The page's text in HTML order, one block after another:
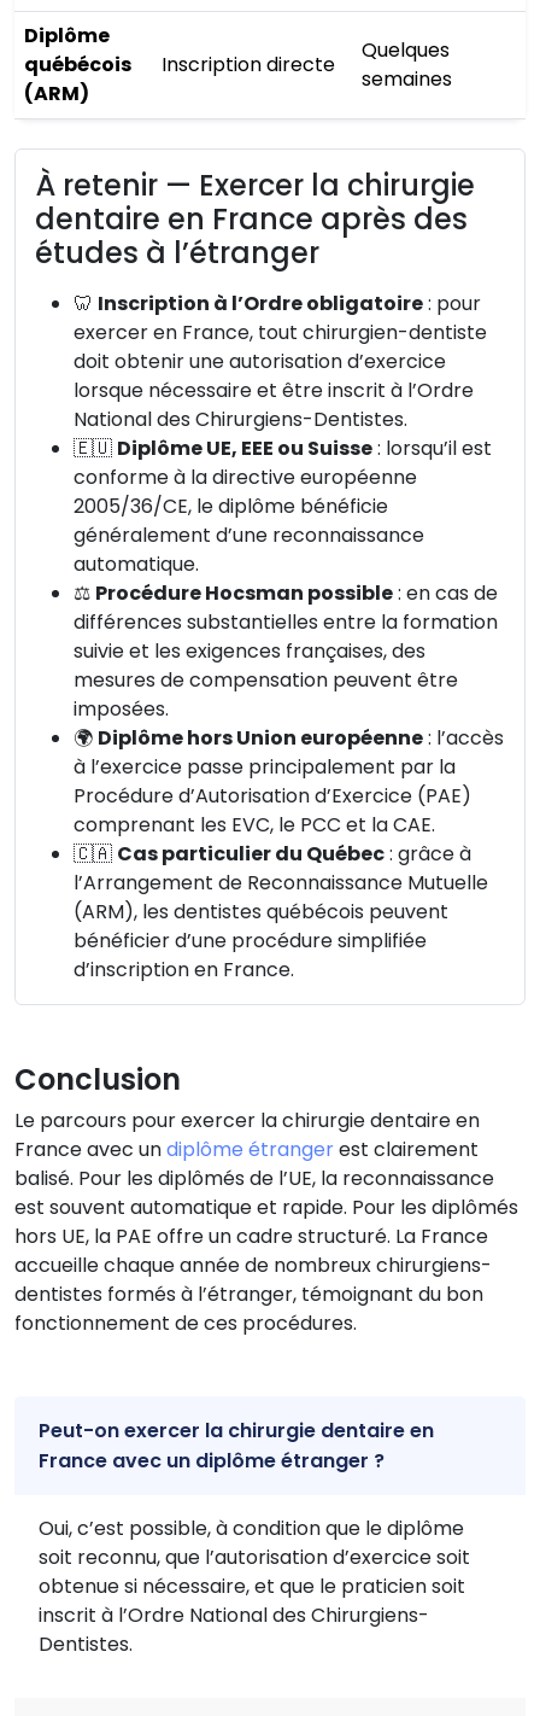
Diplôme
québécois
(ARM)
Inscription directe
Quelques
semaines
À retenir — Exercer la chirurgie
dentaire en France après des
études à l’étranger
🦷 Inscription à l’Ordre obligatoire: pour
exercer en France, tout chirurgien-dentiste
doit obtenir une autorisation d’exercice
lorsque nécessaire et être inscrit à l’Ordre
National des Chirurgiens-Dentistes.
🇪🇺 Diplôme UE, EEE ou Suisse: lorsqu’il est
conforme à la directive européenne
2005/36/CE, le diplôme bénéficie
généralement d’une reconnaissance
automatique.
⚖️ Procédure Hocsman possible: en cas de
différences substantielles entre la formation
suivie et les exigences françaises, des
mesures de compensation peuvent être
imposées.
🌍 Diplôme hors Union européenne: l’accès
à l’exercice passe principalement par la
Procédure d’Autorisation d’Exercice (PAE)
comprenant les EVC, le PCC et la CAE.
🇨🇦 Cas particulier du Québec: grâce à
l’Arrangement de Reconnaissance Mutuelle
(ARM), les dentistes québécois peuvent
bénéficier d’une procédure simplifiée
d’inscription en France.
Conclusion
Le parcours pour exercer la chirurgie dentaire en
France avec undiplôme étrangerest clairement
balisé. Pour les diplômés de l’UE, la reconnaissance
est souvent automatique et rapide. Pour les diplômés
hors UE, la PAE offre un cadre structuré. La France
accueille chaque année de nombreux chirurgiens-
dentistes formés à l’étranger, témoignant du bon
fonctionnement de ces procédures.
Peut-on exercer la chirurgie dentaire en
France avec un diplôme étranger ?
Oui, c’est possible, à condition que le diplôme
soit reconnu, que l’autorisation d’exercice soit
obtenue si nécessaire, et que le praticien soit
inscrit à l’Ordre National des Chirurgiens-
Dentistes.